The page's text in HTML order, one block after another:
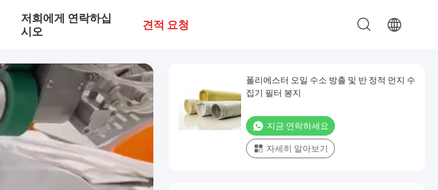
저희에게 연락하십
시오
견적 요청
폴리에스터 오일 수소 방출 및 반 정적 먼지 수
집기 필터 봉지
지금 연락하세요
자세히 알아보기